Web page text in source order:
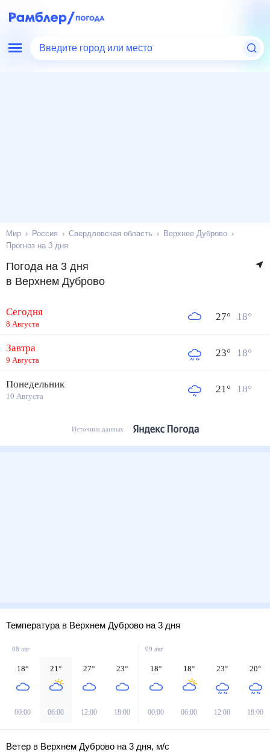
Введите город или место
Мир Россия Свердловская область
Верхнее Дуброво
Прогноз на 3 дня
Погода на 3 дня
в Верхнем Дуброво
Сегодня
8 Августа
27° 18°
Завтра
9 Августа
23° 18°
Понедельник
10 Августа
21° 18°
Источник данных
Температура в Верхнем Дуброво на 3 дня
08 авг
18°
00:00
21°
06:00
27°
12:00
23°
18:00
09 авг
18°
00:00
18°
06:00
23°
12:00
20°
18:00
Ветер в Верхнем Дуброво на 3 дня, м/с